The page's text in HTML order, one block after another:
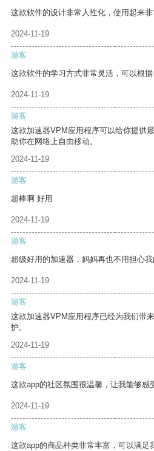
这款软件的设计非常人性化，使用起来非
2024-11-19
游客
这款软件的学习方式非常灵活，可以根据
2024-11-19
游客
这款加速器VPM应用程序可以给你提供
助你在网络上自由移动。
2024-11-19
游客
超棒啊 好用
2024-11-19
游客
超级好用的加速器，妈妈再也不用担心我
2024-11-19
游客
这款加速器VPM应用程序已经为我们带
护。
2024-11-19
游客
这款app的社区氛围很温馨，让我能够感
2024-11-19
游客
这款app的商品种类非常丰富，可以满足